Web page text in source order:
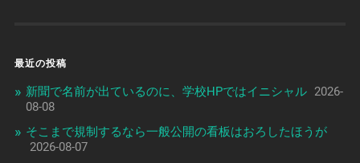
最近の投稿
新聞で名前が出ているのに、学校HPではイニシャル 2026-
08-08
そこまで規制するなら一般公開の看板はおろしたほうが
2026-08-07